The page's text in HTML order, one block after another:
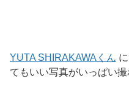
YUTA SHIRAKAWAくん
てもいい写真がいっぱい撮